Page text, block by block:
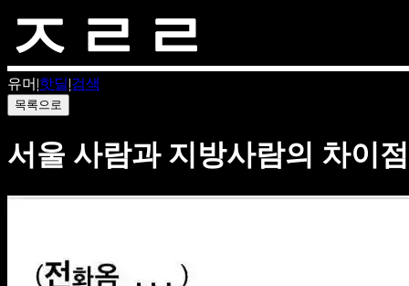
유머 |핫딜|검색
목록으로
서울 사람과 지방사람의 차이